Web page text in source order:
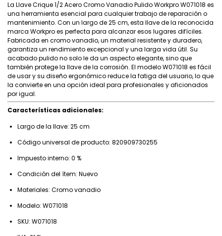
La Llave Crique 1/2 Acero Cromo Vanadio Pulido Workpro W071018 es
una herramienta esencial para cualquier trabajo de reparación o
mantenimiento. Con un largo de 25 cm, esta llave de la reconocida
marca Workpro es perfecta para alcanzar esos lugares difíciles.
Fabricada en cromo vanadio, un material resistente y duradero,
garantiza un rendimiento excepcional y una larga vida útil. Su
acabado pulido no solo le da un aspecto elegante, sino que
también protege la llave de la corrosión. El modelo W071018 es fácil
de usar y su diseño ergonómico reduce la fatiga del usuario, lo que
la convierte en una opción ideal para profesionales y aficionados
por igual.
Características adicionales:
Largo de la llave: 25 cm
Código universal de producto: 820909730255
Impuesto interno: 0 %
Condición del ítem: Nuevo
Materiales: Cromo vanadio
Modelo: W071018
SKU: W071018